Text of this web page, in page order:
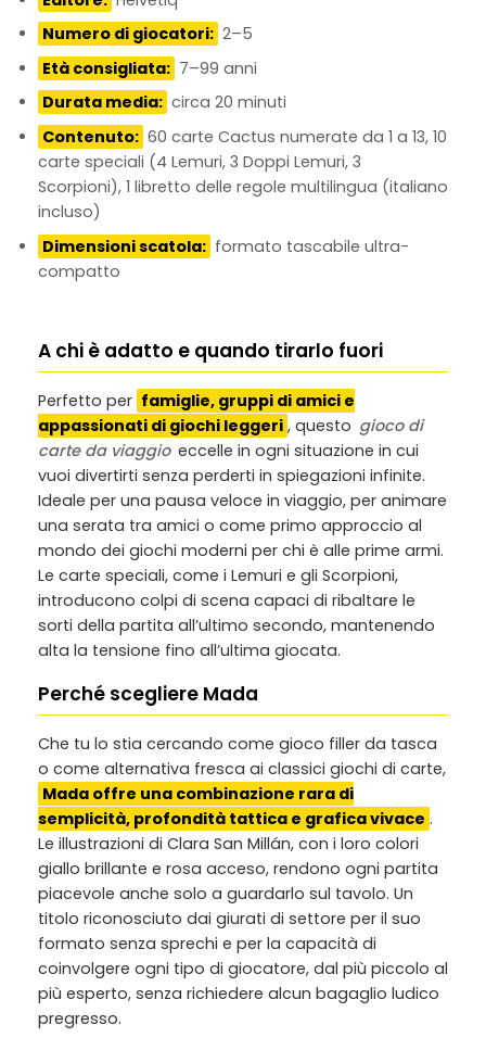
Numero di giocatori: 2–5
Età consigliata: 7–99 anni
Durata media: circa 20 minuti
Contenuto: 60 carte Cactus numerate da 1 a 13, 10
carte speciali (4 Lemuri, 3 Doppi Lemuri, 3
Scorpioni), 1 libretto delle regole multilingua (italiano
incluso)
Dimensioni scatola: formato tascabile ultra-
compatto
A chi è adatto e quando tirarlo fuori
Perfetto per famiglie, gruppi di amici e
appassionati di giochi leggeri , questo gioco di
carte da viaggio eccelle in ogni situazione in cui
vuoi divertirti senza perderti in spiegazioni infinite.
Ideale per una pausa veloce in viaggio, per animare
una serata tra amici o come primo approccio al
mondo dei giochi moderni per chi è alle prime armi.
Le carte speciali, come i Lemuri e gli Scorpioni,
introducono colpi di scena capaci di ribaltare le
sorti della partita all’ultimo secondo, mantenendo
alta la tensione fino all’ultima giocata.
Perché scegliere Mada
Che tu lo stia cercando come gioco filler da tasca
o come alternativa fresca ai classici giochi di carte,
Mada offre una combinazione rara di
semplicità, profondità tattica e grafica vivace .
Le illustrazioni di Clara San Millán, con i loro colori
giallo brillante e rosa acceso, rendono ogni partita
piacevole anche solo a guardarlo sul tavolo. Un
titolo riconosciuto dai giurati di settore per il suo
formato senza sprechi e per la capacità di
coinvolgere ogni tipo di giocatore, dal più piccolo al
più esperto, senza richiedere alcun bagaglio ludico
pregresso.